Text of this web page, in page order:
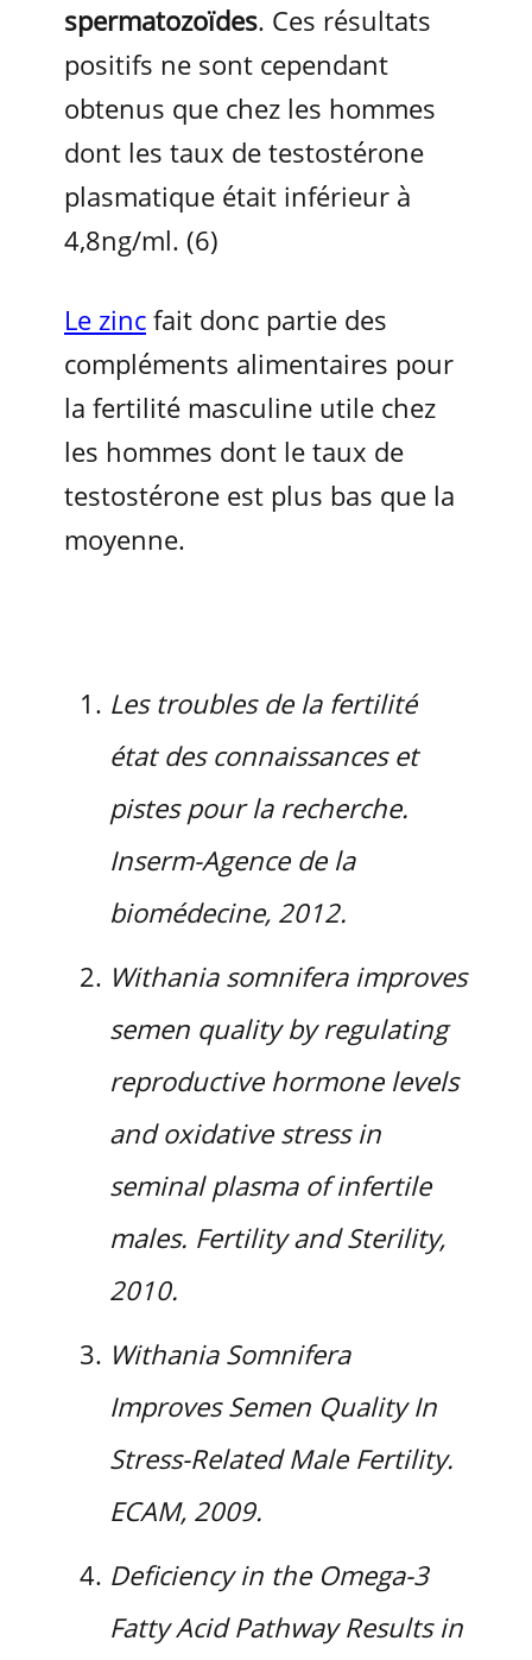
spermatozoïdes. Ces résultats
positifs ne sont cependant
obtenus que chez les hommes
dont les taux de testostérone
plasmatique était inférieur à
4,8ng/ml. (6)
Le zinc fait donc partie des
compléments alimentaires pour
la fertilité masculine utile chez
les hommes dont le taux de
testostérone est plus bas que la
moyenne.
Les troubles de la fertilité
état des connaissances et
pistes pour la recherche.
Inserm-Agence de la
biomédecine, 2012.
Withania somnifera improves
semen quality by regulating
reproductive hormone levels
and oxidative stress in
seminal plasma of infertile
males. Fertility and Sterility,
2010.
Withania Somnifera
Improves Semen Quality In
Stress-Related Male Fertility.
ECAM, 2009.
Deficiency in the Omega-3
Fatty Acid Pathway Results in